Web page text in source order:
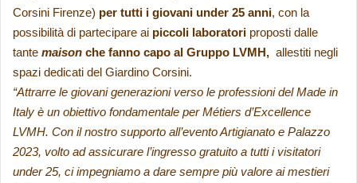
Corsini Firenze) per tutti i giovani under 25 anni, con la
possibilità di partecipare ai piccoli laboratori proposti dalle
tante maison che fanno capo al Gruppo LVMH, allestiti negli
spazi dedicati del Giardino Corsini.
“Attrarre le giovani generazioni verso le professioni del Made in
Italy è un obiettivo fondamentale per Métiers d’Excellence
LVMH. Con il nostro supporto all’evento Artigianato e Palazzo
2023, volto ad assicurare l’ingresso gratuito a tutti i visitatori
under 25, ci impegniamo a dare sempre più valore ai mestieri